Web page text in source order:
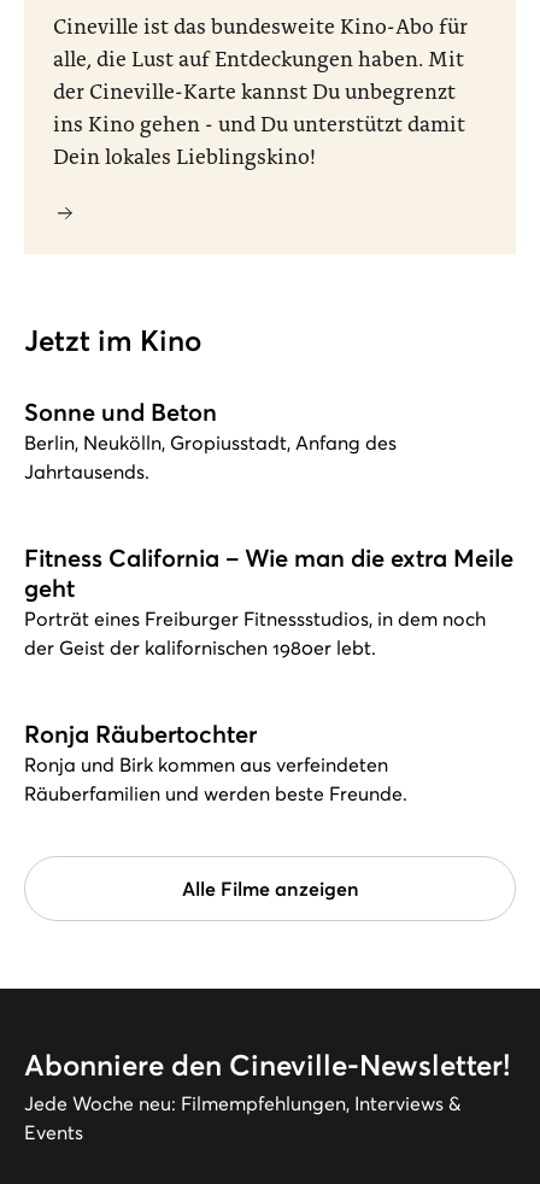
Cineville ist das bundesweite Kino-Abo für
alle, die Lust auf Entdeckungen haben. Mit
der Cineville-Karte kannst Du unbegrenzt
ins Kino gehen - und Du unterstützt damit
Dein lokales Lieblingskino!
Jetzt im Kino
Sonne und Beton
Berlin, Neukölln, Gropiusstadt, Anfang des
Jahrtausends.
Fitness California – Wie man die extra Meile
geht
Porträt eines Freiburger Fitnessstudios, in dem noch
der Geist der kalifornischen 1980er lebt.
Ronja Räubertochter
Ronja und Birk kommen aus verfeindeten
Räuberfamilien und werden beste Freunde.
Alle Filme anzeigen
Abonniere den Cineville-Newsletter!
Jede Woche neu: Filmempfehlungen, Interviews &
Events